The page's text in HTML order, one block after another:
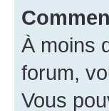
À moins
forum,
Vous